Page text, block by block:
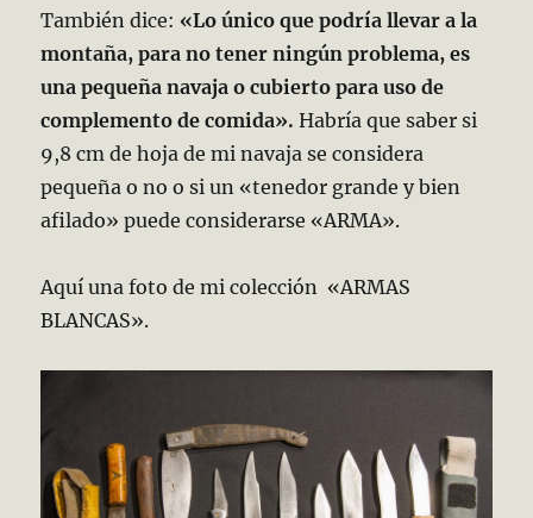
También dice: «Lo único que podría llevar a la
montaña, para no tener ningún problema, es
una pequeña navaja o cubierto para uso de
complemento de comida».Habría que saber si
9,8 cm de hoja de mi navaja se considera
pequeña o no o si un «tenedor grande y bien
afilado» puede considerarse «ARMA».
Aquí una foto de mi colección «ARMAS
BLANCAS».